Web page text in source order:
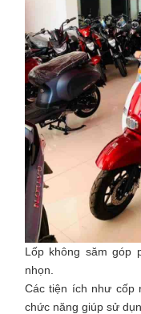
Lốp không săm góp
nhọn.
Các tiện ích như cốp
chức năng giúp sử